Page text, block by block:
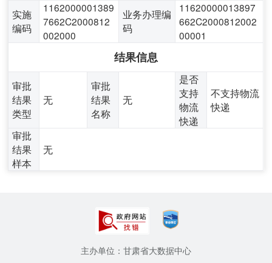
实施
编码
1162000001389
7662C2000812
002000
业务办理编
码
11620000013897
662C2000812002
00001
结果信息
审批
结果
类型
无
审批
结果
名称
无
是否
支持
物流
快递
不支持物流
快递
审批
结果
样本
无
主办单位：甘肃省大数据中心